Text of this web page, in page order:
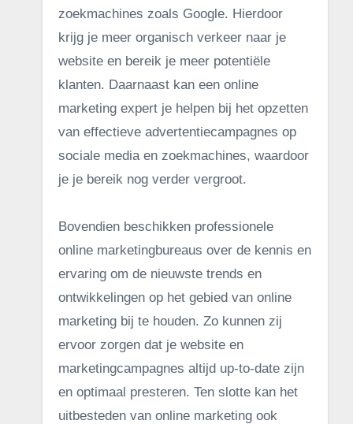
zoekmachines zoals Google. Hierdoor
krijg je meer organisch verkeer naar je
website en bereik je meer potentiële
klanten. Daarnaast kan een online
marketing expert je helpen bij het opzetten
van effectieve advertentiecampagnes op
sociale media en zoekmachines, waardoor
je je bereik nog verder vergroot.
Bovendien beschikken professionele
online marketingbureaus over de kennis en
ervaring om de nieuwste trends en
ontwikkelingen op het gebied van online
marketing bij te houden. Zo kunnen zij
ervoor zorgen dat je website en
marketingcampagnes altijd up-to-date zijn
en optimaal presteren. Ten slotte kan het
uitbesteden van online marketing ook